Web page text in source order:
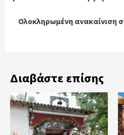
Ολοκληρωμένη ανακαίνιση
Διαβάστε επίσης